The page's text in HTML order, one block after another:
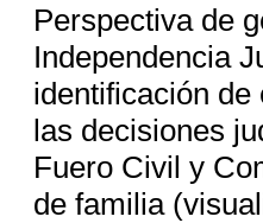
Perspectiva de
Independencia
identificación de
las decisiones
Fuero Civil y
de familia